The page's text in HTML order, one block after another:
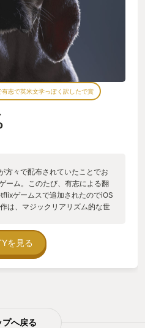
志で英米文学っぽく訳したで賞
方々で配布されていたことでお
ーム。このたび、有志による翻
ゲームスで追加されたのでiOS
、マジックリアリズム的な世
現代アメリカが抱えている、ロ
た連帯についてのとてもビター
プレイヤーは最初、リサイクル
、その先には、常に燃え続ける
を見る
プへ戻る